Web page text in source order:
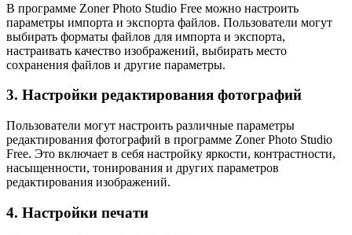
В программе Zoner Photo Studio Free можно настроить
параметры импорта и экспорта файлов. Пользователи могут
выбирать форматы файлов для импорта и экспорта,
настраивать качество изображений, выбирать место
сохранения файлов и другие параметры.
3. Настройки редактирования фотографий
Пользователи могут настроить различные параметры
редактирования фотографий в программе Zoner Photo Studio
Free. Это включает в себя настройку яркости, контрастности,
насыщенности, тонирования и других параметров
редактирования изображений.
4. Настройки печати